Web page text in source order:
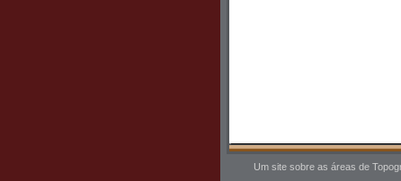
Um site sobre as áreas de